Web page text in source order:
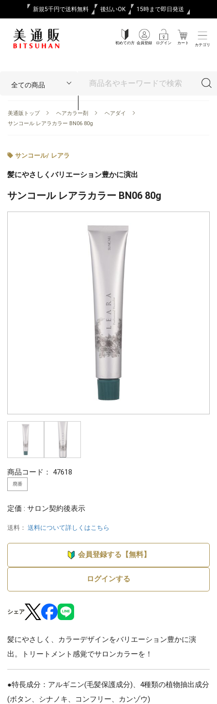
新規5千円で送料無料 後払いOK 15時まで即日発送
初めての方 会員登録 ログイン カート カテゴリ
美通販トップ ヘアカラー剤
ヘアダイ
サンコール レアラカラー BN06 80g
サンコール/ レアラ
髪にやさしくバリエーション豊かに演出
サンコール レアラカラー BN06 80g
商品コード： 47618
廃番
定価 : サロン契約後表示
送料： 送料について詳しくはこちら
会員登録する【無料】
ログインする
シェア
髪にやさしく、カラーデザインをバリエーション豊かに演
出。トリートメント感覚でサロンカラーを！
●特長成分：アルギニン(毛髪保護成分)、4種類の植物抽出成分
(ボタン、シナノキ、コンフリー、カンゾウ)